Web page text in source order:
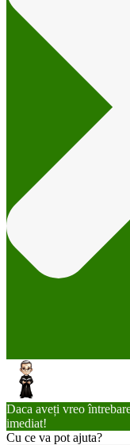
Daca aveți vreo
imediat!
Cu ce va pot ajuta?